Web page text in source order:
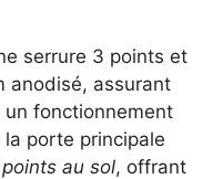
serrure 3 points et
anodisé, assurant
fonctionnement
porte principale
au sol, offrant